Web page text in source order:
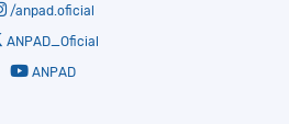
/anpad.oficial
ANPAD_Oficial
ANPAD